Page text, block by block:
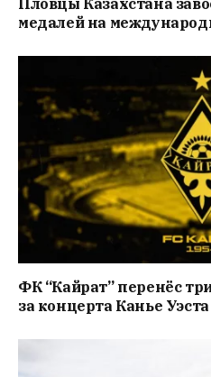
Пловцы Казахстана
медалей на
ФК “Кайрат” перенёс
за концерта Канье Уэста